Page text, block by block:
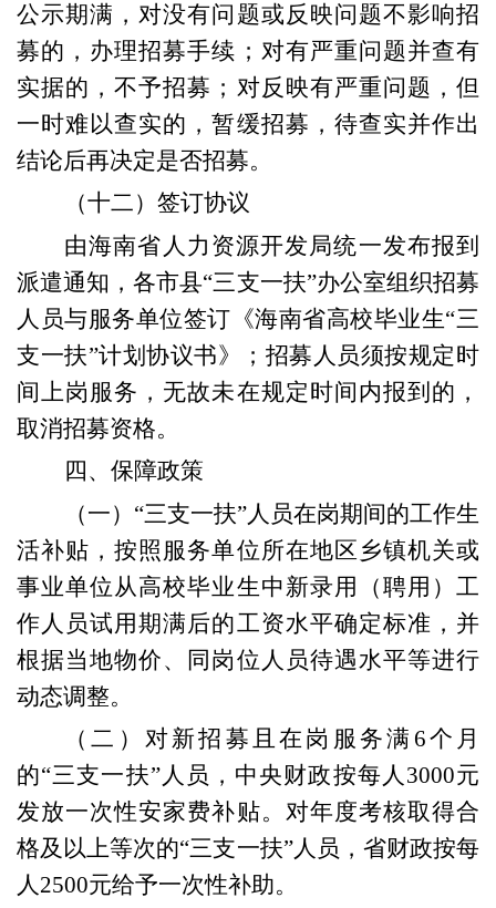
公示期满，对没有问题或反映问题不影响招
募的，办理招募手续；对有严重问题并查有
实据的，不予招募；对反映有严重问题，但
一时难以查实的，暂缓招募，待查实并作出
结论后再决定是否招募。
（十二） 签订协议
由海南省人力资源开发局统一发布报到
派遣通知，各市县“三支一扶”办公室组织招募
人员与服务单位签订《海南省高校毕业生“三
支一扶”计划协议书》
；招募人员须按规定时
间上岗服务 ， 无故未在规定时间内报到的，
取消招募资格。
四、 保障政策
（一） “三支一扶”人员在岗期间的工作生
活补贴，按照服务单位所在地区乡镇机关或
事业单位从高校毕业生中新录用（聘用）工
作人员试用期满后的工资水平确定标准，并
根据当地物价、同岗位人员待遇水平等进行
动态调整。
（二） 对新招募 且在岗 服务满6个月
的“三支一扶”人员， 中央财政按每人 3000元
发放一次性安家费补贴。 对年度考核取得合
格及以上等次的“三支一扶”人员，省财政按每
人2500元给予一次性补助。